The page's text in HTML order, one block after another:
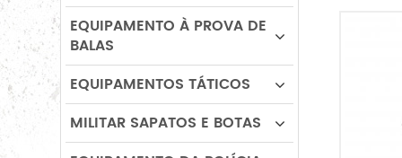
EQUIPAMENTO À PROVA DE
BALAS
EQUIPAMENTOS TÁTICOS
MILITAR SAPATOS E BOTAS